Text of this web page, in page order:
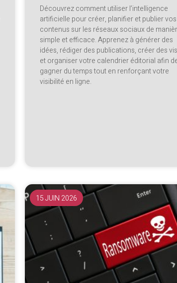
Découvrez comment utiliser l’intelligence
artificielle pour créer, planifier et publier vos
contenus sur les réseaux sociaux de
simple et efficace. Apprenez à générer des
idées, rédiger des publications, créer des
et organiser votre calendrier éditorial afin
gagner du temps tout en renforçant votre
visibilité en ligne.
15 JUIN 2026